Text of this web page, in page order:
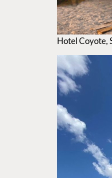
Hotel Coyote,